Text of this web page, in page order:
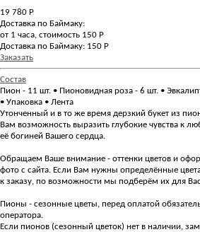
19 780 Р
Доставка по Баймаку:
от 1 часа, стоимость 150 Р
Доставка по Баймаку: 150 Р
Заказать
Состав
Пион - 11 шт. • Пионовидная роза - 6 шт. •
• Упаковка • Лента
Утонченный и в то же время дерзкий букет из
Вам возможность выразить глубокие чувства к
её богиней Вашего сердца.
Обращаем Ваше внимание - оттенки цветов и
фото с сайта. Если Вам нужны определённые
к заказу, по возможности мы подберём их для
Пионы - сезонные цветы, перед оплатой
оператора.
Если пионов (сезонный цветок) нет в наличии,